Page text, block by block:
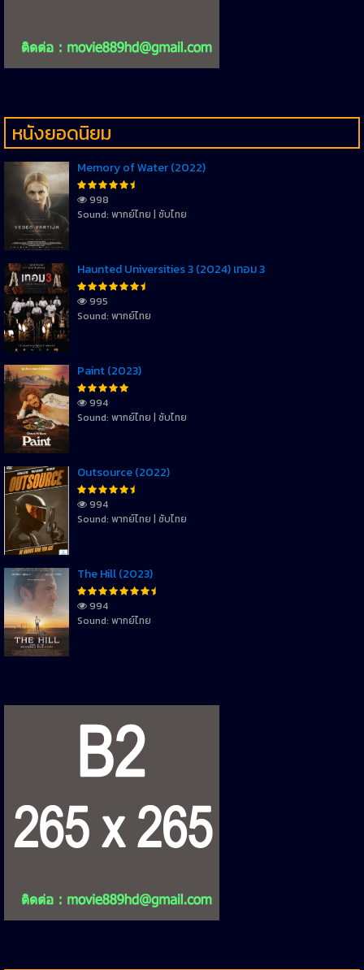
หนังยอดนิยม
Memory of Water (2022)
998
Sound: พากย์ไทย | ซับไทย
Haunted Universities 3 (2024) เทอม 3
995
Sound: พากย์ไทย
Paint (2023)
994
Sound: พากย์ไทย | ซับไทย
Outsource (2022)
994
Sound: พากย์ไทย | ซับไทย
The Hill (2023)
994
Sound: พากย์ไทย